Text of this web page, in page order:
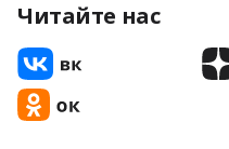
Читайте нас